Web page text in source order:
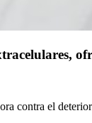
contra el